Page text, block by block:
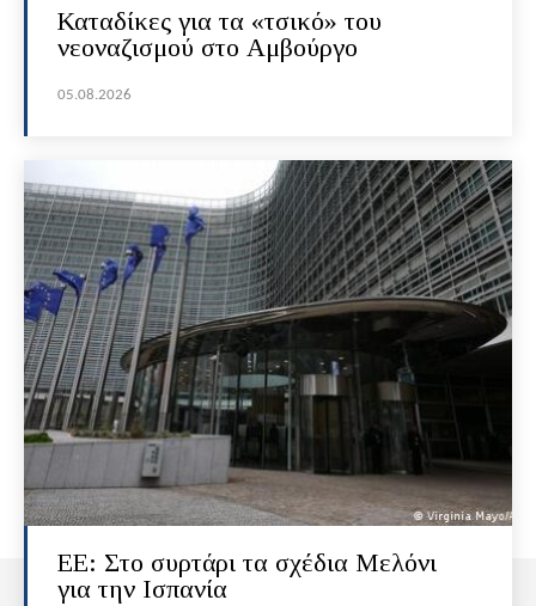
Καταδίκες για τα «τσικό» του
νεοναζισμού στο Αμβούργο
05.08.2026
ΕΕ: Στο συρτάρι τα σχέδια Μελόνι
για την Ισπανία